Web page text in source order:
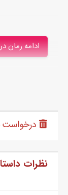
ادامه رمان
نظرات